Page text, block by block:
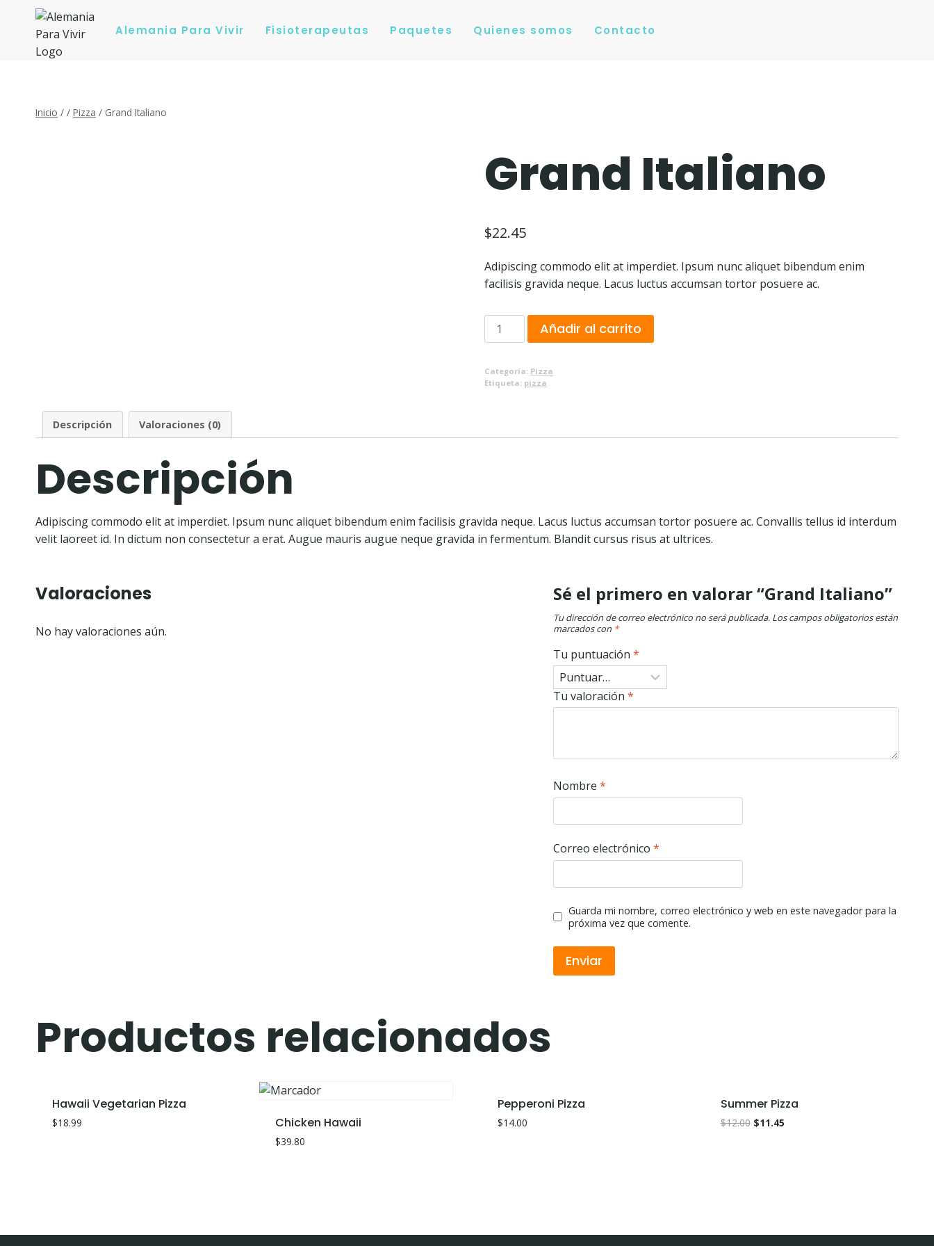
contenido
Alemania Para Vivir Fisioterapeutas Paquetes Quienes somos Contacto
Inicio / / Pizza / Grand Italiano
Grand Italiano
$22.45
Adipiscing commodo elit at imperdiet. Ipsum nunc aliquet bibendum enim
facilisis gravida neque. Lacus luctus accumsan tortor posuere ac.
Grand
Italiano
Añadir al carrito
Categoría: Pizza
Etiqueta: pizza
Descripción Valoraciones (0)
Descripción
Adipiscing commodo elit at imperdiet. Ipsum nunc aliquet bibendum enim facilisis gravida neque. Lacus luctus accumsan tortor posuere ac. Convallis tellus id interdum
velit laoreet id. In dictum non consectetur a erat. Augue mauris augue neque gravida in fermentum. Blandit cursus risus at ultrices.
Valoraciones
No hay valoraciones aún.
Sé el primero en valorar “Grand Italiano”
Tu dirección de correo electrónico no será publicada. Los campos obligatorios están
marcados con *
Tu puntuación*
Tu valoración*
Nombre*
Correo electrónico*
Guarda mi nombre, correo electrónico y web en este navegador para la
próxima vez que comente.
Productos relacionados
Hawaii Vegetarian Pizza
$18.99 Chicken Hawaii
$39.80
Pepperoni Pizza
$14.00
Summer Pizza
$12.00 $11.45